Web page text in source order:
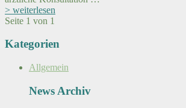
> weiterlesen
Seite 1 von 1
Kategorien
Allgemein
News Archiv